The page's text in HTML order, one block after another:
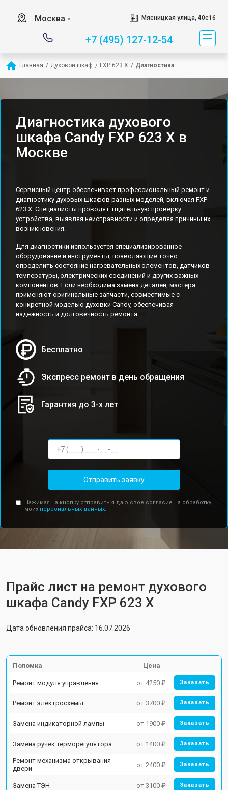
Москва ▼ Мясницкая улица, 40с16
+7 (495) 127-12-54
Главная / Духовой шкаф / FXP 623 X / Диагностика
Диагностика духового
шкафа Candy FXP 623 X в
Москве
Сервисный центр обеспечивает профессиональный ремонт и
диагностику духовых шкафов разных моделей, включая FXP
623 X. Специалисты проводят тщательную проверку
устройства, выявляя неисправности и определяя причины их
возникновения.
Для диагностики используется специализированное
оборудование и инструменты, позволяющие точно
определить состояние нагревательных элементов, датчиков
температуры, электрических соединений и других важных
компонентов. Если необходима замена деталей, мастера
применяют оригинальные запчасти, совместимые с
конкретной моделью духовки Candy, обеспечивая
надежность и долговечность ремонта.
Бесплатно
Экспресс ремонт в день обращения
Гарантия до 3-х лет
Отправить заявку
Нажимая на кнопку отправить я даю свое согласие на обработку
моих персональных данных.
Прайс лист на ремонт духового
шкафа Candy FXP 623 X
Дата обновления прайса: 16.07.2026
Поломка Цена
Ремонт модуля управления от 4250 ₽ Заказать
Ремонт электросхемы от 3700 ₽ Заказать
Замена индикаторной лампы от 1900 ₽ Заказать
Замена ручек терморегулятора от 1400 ₽ Заказать
Ремонт механизма открывания
двери
от 2400 ₽ Заказать
Замена ТЭН от 3100 ₽ Заказать